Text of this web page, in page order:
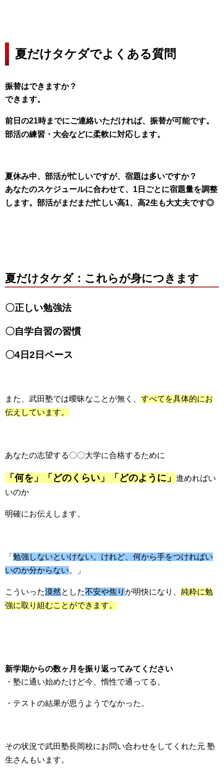
夏だけタケダでよくある質問
振替はできますか？
できます。
前日の21時までにご連絡いただければ、振替が可能です。
部活の練習・大会などに柔軟に対応します。
夏休み中、部活が忙しいですが、宿題は多いですか？
あなたのスケジュールに合わせて、1日ごとに宿題量を調整
します。部活がまだまだ忙しい高1、高2生も大丈夫です◎
夏だけタケダ：これらが身につきます
〇正しい勉強法
〇自学自習の習慣
〇4日2日ペース
また、武田塾では曖昧なことが無く、 すべてを具体的にお
伝えしています。
あなたの志望する〇〇大学に合格するために
「何を」「どのくらい」「どのように」 進めればい
いのか
明確にお伝えします。
「 勉強しないといけない。けれど、何から手をつければい
いのか分からない。」
こういった漠然とした不安や焦り が明快になり、 純粋に勉
強に取り組むことができます。
新学期からの数ヶ月を振り返ってみてください
・塾に通い始めたけど今、惰性で通ってる。
・テストの結果が思うようでなかった。
その状況で武田塾長岡校にお問い合わせをしてくれた元 塾
生さんもいます。